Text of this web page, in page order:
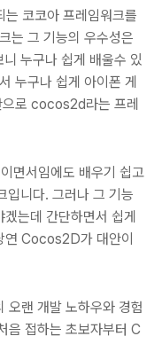
코코아 프레임워크를
는 그 기능의 우수성은
누구나 쉽게 배울수 있
누구나 쉽게 아이폰 게
으로 cocos2d라는 프레
면서임에도 배우기 쉽고
입니다. 그러나 그 기능
는데 간단하면서 쉽게
연 Cocos2D가 대안이
랜 개발 노하우와 경험
접하는 초보자부터 C